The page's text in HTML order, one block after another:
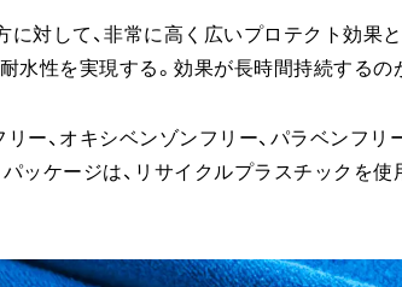
に対して、非常に高く広いプロテクト効果
水性を実現する。効果が長時間持続するの
ー、オキシベンゾンフリー、パラベンフ
ッケージは、リサイクルプラスチックを